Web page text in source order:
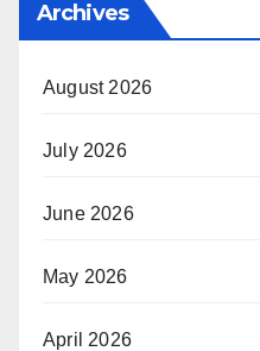
Archives
August 2026
July 2026
June 2026
May 2026
April 2026